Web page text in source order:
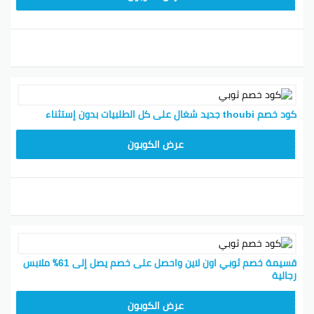
ثوبي
كود خصم
تطبيق
ثوبي
قم بتحميل تطبيق ثوبي واستخدم هذا الكود
للحصول على تخفيضات مذهلة على مشترياتك
القادمة.
استفد الآن من أكواد الخصم الحصرية ووفر الأموال أثناء
احصل على خصومات كبيرة باستخدام
كود خصم ثوبي 2026
بات من الممكن الآن الاستمتاع بتجربة تسوق مميزة عبر
موقع وتطبيق ثوبي مع توفر كود خصم مناسب لعام 2026.
يعتبر كود خصم ثوبي 2026 فرصة للاستفادة من تخفيضات
مذهلة على مجموعة واسعة من المنتجات والأزياء.
كود خصم thoubi جديد شغال على كل الطلبيات بدون إستثناء
عرض الكوبون
قسيمة خصم ثوبي اون لاين واحصل على خصم يصل إلى 61٪ ملابس
رجالية
عرض الكوبون